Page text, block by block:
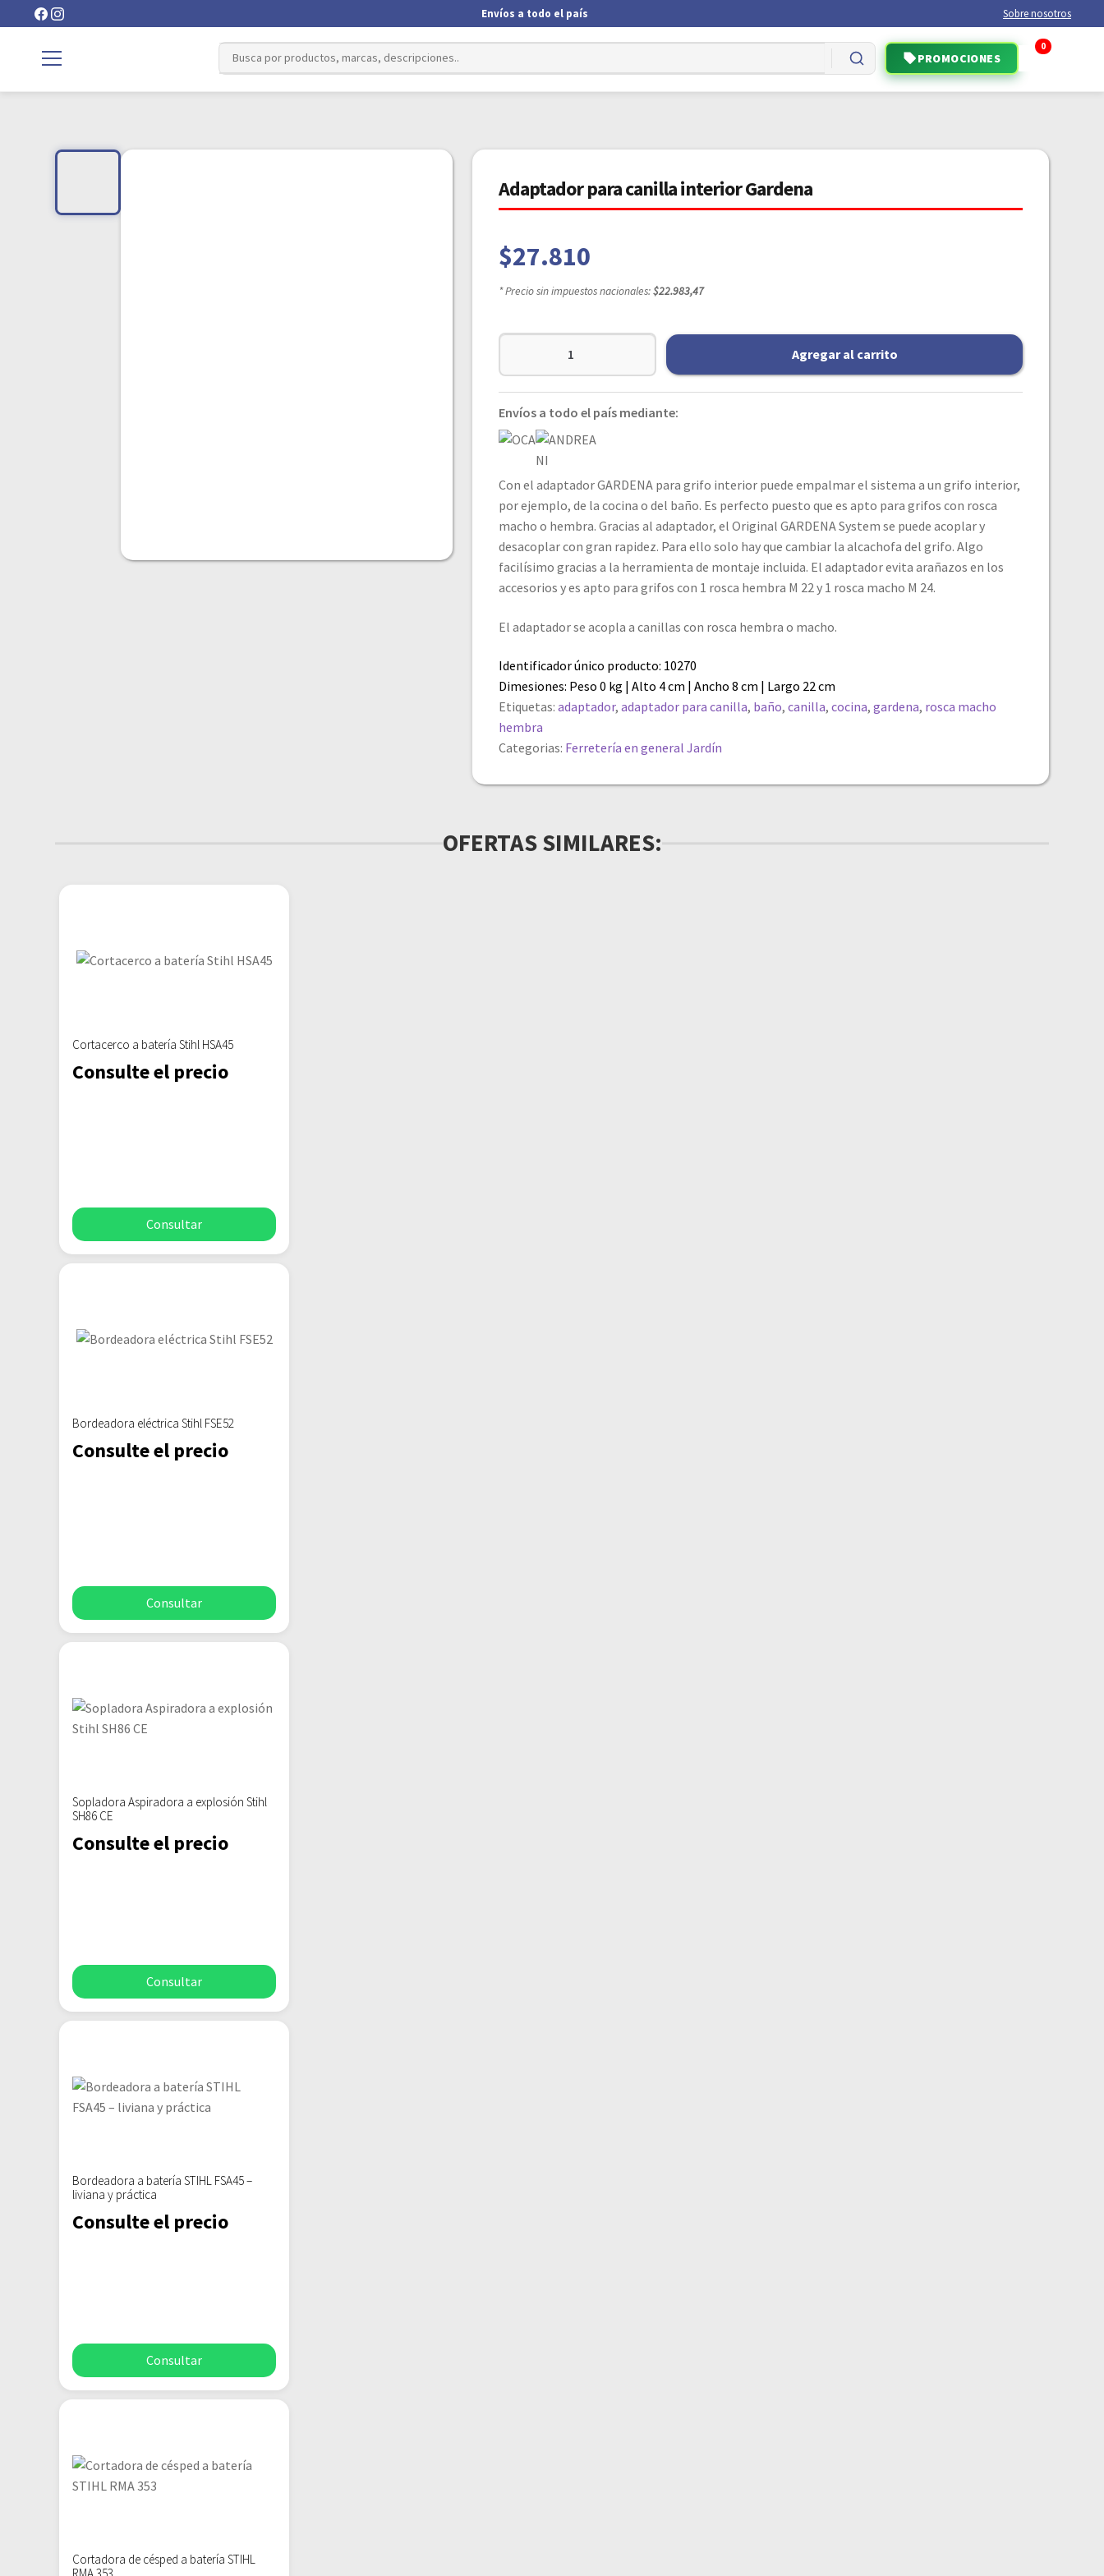
Envíos a todo el país Sobre nosotros
PROMOCIONES
0
Adaptador para canilla interior Gardena
$27.810
* Precio sin impuestos nacionales:$22.983,47
Agregar al carrito
Envíos a todo el país mediante:
Con el adaptador GARDENA para grifo interior puede empalmar el sistema a un grifo interior,
por ejemplo, de la cocina o del baño. Es perfecto puesto que es apto para grifos con rosca
macho o hembra. Gracias al adaptador, el Original GARDENA System se puede acoplar y
desacoplar con gran rapidez. Para ello solo hay que cambiar la alcachofa del grifo. Algo
facilísimo gracias a la herramienta de montaje incluida. El adaptador evita arañazos en los
accesorios y es apto para grifos con 1 rosca hembra M 22 y 1 rosca macho M 24.
El adaptador se acopla a canillas con rosca hembra o macho.
Identificador único producto: 10270
Dimesiones: Peso 0 kg | Alto 4 cm | Ancho 8 cm | Largo 22 cm
Etiquetas:adaptador,adaptador para canilla, baño,canilla,cocina,gardena, rosca macho
hembra
Categorias: Ferretería en general Jardín
OFERTAS SIMILARES:
Cortacerco a batería Stihl HSA45
Consulte el precio
Consultar
Bordeadora eléctrica Stihl FSE52
Consulte el precio
Consultar
Sopladora Aspiradora a explosión Stihl
SH86 CE
Consulte el precio
Consultar
Bordeadora a batería STIHL FSA45 –
liviana y práctica
Consulte el precio
Consultar
Cortadora de césped a batería STIHL